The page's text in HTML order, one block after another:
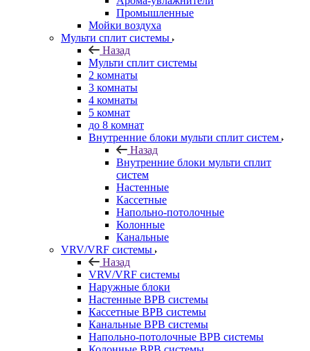
Промышленные
Мойки воздуха
Мульти сплит системы
Назад
Мульти сплит системы
2 комнаты
3 комнаты
4 комнаты
5 комнат
до 8 комнат
Внутренние блоки мульти сплит систем
Назад
Внутренние блоки мульти сплит
систем
Настенные
Кассетные
Напольно-потолочные
Колонные
Канальные
VRV/VRF системы
Назад
VRV/VRF системы
Наружные блоки
Настенные ВРВ системы
Кассетные ВРВ системы
Канальные ВРВ системы
Напольно-потолочные ВРВ системы